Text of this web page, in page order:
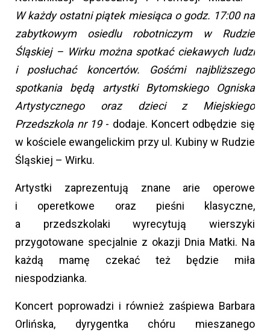
W każdy ostatni piątek miesiąca o godz. 17:00 na
zabytkowym osiedlu robotniczym w Rudzie
Śląskiej – Wirku można spotkać ciekawych ludzi
i posłuchać koncertów. Gośćmi najbliższego
spotkania będą artystki Bytomskiego Ogniska
Artystycznego oraz dzieci z Miejskiego
Przedszkola nr 19 - dodaje. Koncert odbędzie się
w kościele ewangelickim przy ul. Kubiny w Rudzie
Śląskiej – Wirku.
Artystki zaprezentują znane arie operowe
i operetkowe oraz pieśni klasyczne,
a przedszkolaki wyrecytują wierszyki
przygotowane specjalnie z okazji Dnia Matki. Na
każdą mamę czekać też będzie miła
niespodzianka.
Koncert poprowadzi i również zaśpiewa Barbara
Orlińska, dyrygentka chóru mieszanego